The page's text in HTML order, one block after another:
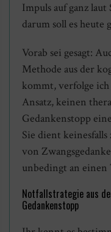
Impuls auf ganz
darum soll es heute
Vorab sei gesagt:
Methode aus der
kommt, verfolge
Ansatz, keinen
Gedankenstopp
Sie dient
von
unbedingt an einen
Notfallstrategie aus
Gedankenstopp